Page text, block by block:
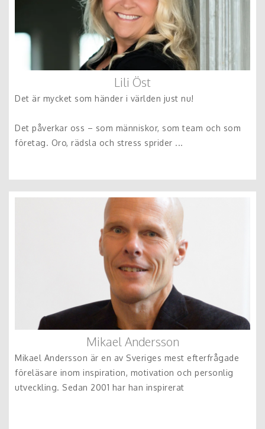
Lili Öst
Det är mycket som händer i världen just nu!
Det påverkar oss – som människor, som team och som
företag. Oro, rädsla och stress sprider ...
Mikael Andersson
Mikael Andersson är en av Sveriges mest efterfrågade
föreläsare inom inspiration, motivation och personlig
utveckling. Sedan 2001 har han inspirerat